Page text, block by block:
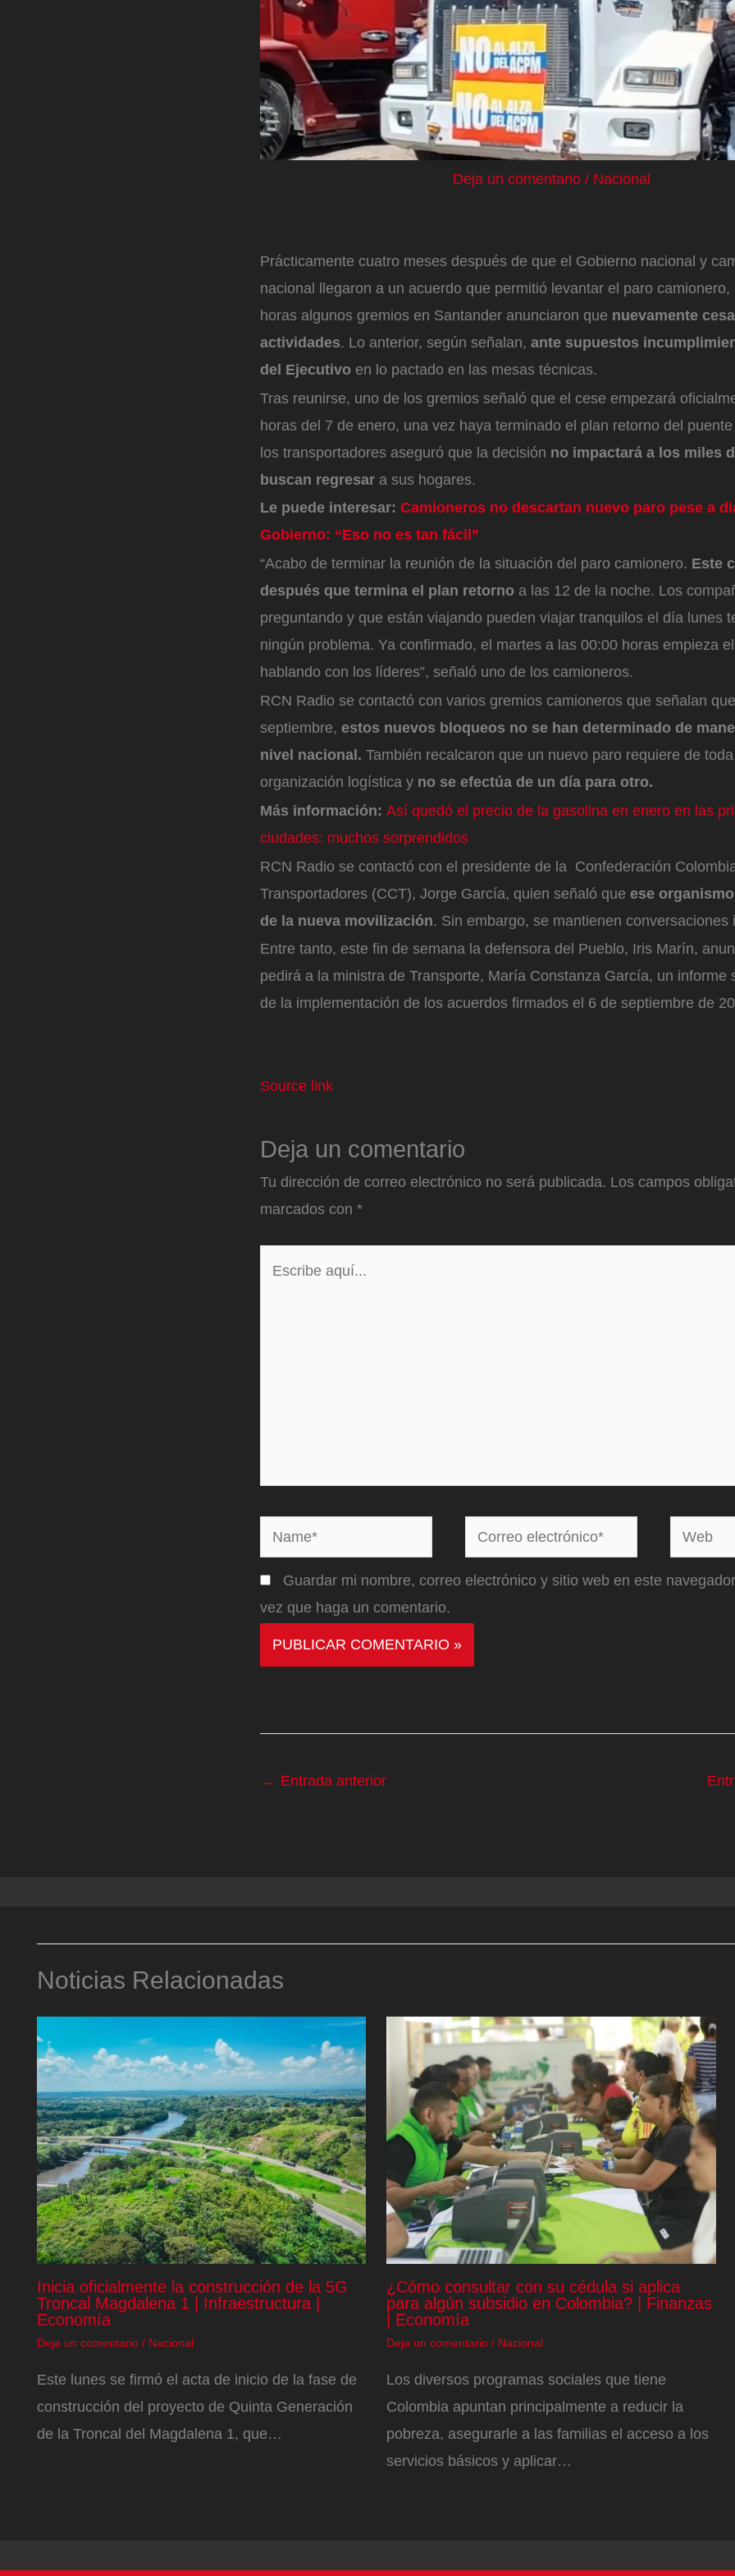
Deja un comentario / Nacional
Prácticamente cuatro meses después de que el Gobierno nacional y
nacional llegaron a un acuerdo que permitió levantar el paro
horas algunos gremios en Santander anunciaron que nuevamente
actividades. Lo anterior, según señalan, ante supuestos
del Ejecutivo en lo pactado en las mesas técnicas.
Tras reunirse, uno de los gremios señaló que el cese empezará
horas del 7 de enero, una vez haya terminado el plan retorno del
los transportadores aseguró que la decisión no impactará a los miles
buscan regresar a sus hogares.
Le puede interesar: Camioneros no descartan nuevo paro pese a
Gobierno: “Eso no es tan fácil”
“Acabo de terminar la reunión de la situación del paro camionero. Este
después que termina el plan retorno a las 12 de la noche. Los
preguntando y que están viajando pueden viajar tranquilos el día lunes
ningún problema. Ya confirmado, el martes a las 00:00 horas empieza
hablando con los líderes”, señaló uno de los camioneros.
RCN Radio se contactó con varios gremios camioneros que señalan
septiembre, estos nuevos bloqueos no se han determinado de
nivel nacional. También recalcaron que un nuevo paro requiere de
organización logística y no se efectúa de un día para otro.
Más información: Así quedó el precio de la gasolina en enero en las
ciudades: muchos sorprendidos
RCN Radio se contactó con el presidente de la Confederación
Transportadores (CCT), Jorge García, quien señaló que ese
de la nueva movilización. Sin embargo, se mantienen conversaciones
Entre tanto, este fin de semana la defensora del Pueblo, Iris Marín,
pedirá a la ministra de Transporte, María Constanza García, un informe
de la implementación de los acuerdos firmados el 6 de septiembre de
Source link
Deja un comentario
Tu dirección de correo electrónico no será publicada. Los campos
marcados con *
Name*
Correo
electrónico*
Web
Guardar mi nombre, correo electrónico y sitio web en este
vez que haga un comentario.
← Entrada anterior
Noticias Relacionadas
Inicia oficialmente la construcción de la 5G
Troncal Magdalena 1 | Infraestructura |
Economía
Deja un comentario / Nacional
Este lunes se firmó el acta de inicio de la fase de
construcción del proyecto de Quinta Generación
de la Troncal del Magdalena 1, que…
¿Cómo consultar con su cédula si aplica
para algún subsidio en Colombia? | Finanzas
| Economía
Deja un comentario / Nacional
Los diversos programas sociales que tiene
Colombia apuntan principalmente a reducir la
pobreza, asegurarle a las familias el acceso a los
servicios básicos y aplicar…